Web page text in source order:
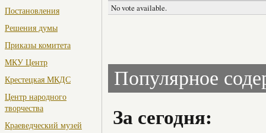
Постановления
Решения думы
Приказы комитета
МКУ Центр
Крестецкая МКДС
Центр народного
творчества
Краеведческий музей
No vote available.
Популярное
За сегодня: